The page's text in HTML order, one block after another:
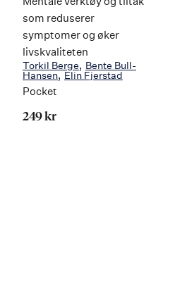
som reduserer
symptomer og øker
livskvaliteten
Torkil Berge
Bente Bull-
Hansen Elin Fjerstad
Pocket
249 kr